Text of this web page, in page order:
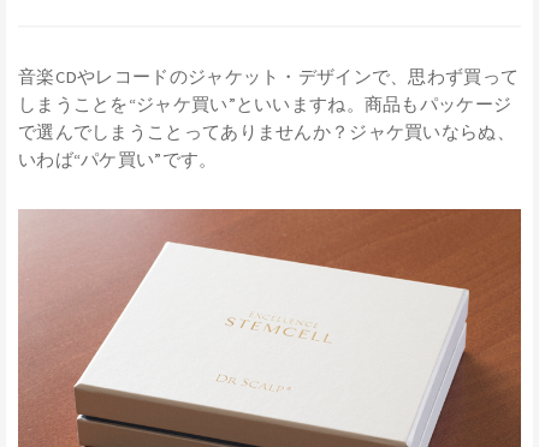
音楽CDやレコードのジャケット・デザインで、思わず買って
しまうことを“ジャケ買い”といいますね。商品もパッケージ
で選んでしまうことってありませんか？ジャケ買いならぬ、
いわば“パケ買い”です。